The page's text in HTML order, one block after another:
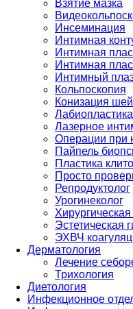
Взятие мазка
Инсеминация
Интимная
Интимная
Интимная
Интимный
Кольпоскопия
Конизация
Лазерное
Операции при
Пайпель
Пластика
Просто
Репродуктолог
Урогинеколог
Эстетическая
ЭХВЧ
Дерматология
Лечение
Трихология
Диетология
Инфекционное